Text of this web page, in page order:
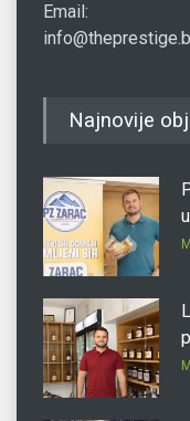
Email:
Najnovije